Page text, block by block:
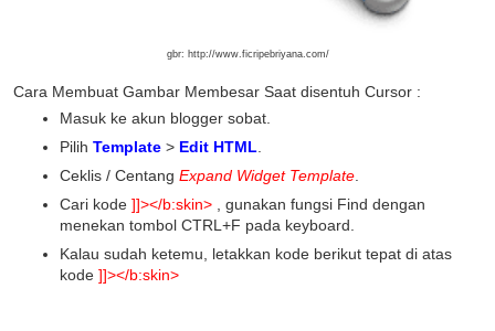
gbr: http://www.ficripebriyana.com/
Cara Membuat Gambar Membesar Saat disentuh Cursor :
Masuk ke akun blogger sobat.
Pilih Template > Edit HTML
Ceklis / Centang Expand Widget Template
Cari kode ]]></b:skin> , gunakan fungsi Find dengan
menekan tombol CTRL+F pada keyboard.
Kalau sudah ketemu, letakkan kode berikut tepat di atas
kode ]]></b:skin>